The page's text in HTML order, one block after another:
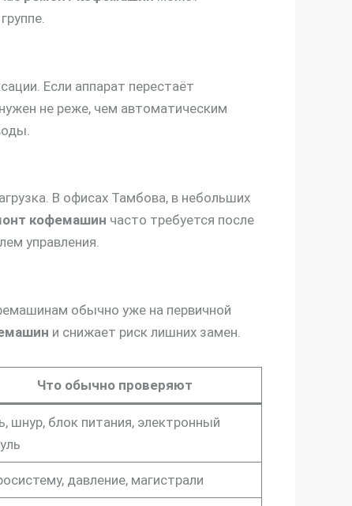
Если аппарат перестаёт
нужен не реже, чем автоматическим
В офисах Тамбова, в небольших
кофемашин часто требуется после
управления.
обычно уже на первичной
и снижает риск лишних замен.
Что обычно проверяют
шнур, блок питания, электронный
давление, магистрали